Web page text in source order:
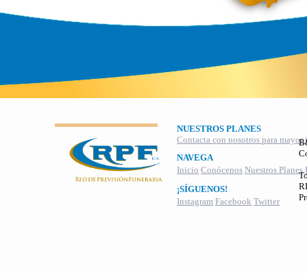
NUESTROS PLANES
Contacta con nosotros para
NAVEGA
Inicio Conócenos Nuestros Planes
¡SÍGUENOS!
Instagram Facebook Twitter